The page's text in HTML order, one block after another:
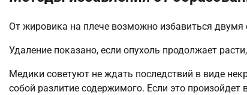
От жировика на плече возможно избавиться двумя
Удаление показано, если опухоль продолжает
Медики советуют не ждать последствий в виде
собой разлитие содержимого. Если это